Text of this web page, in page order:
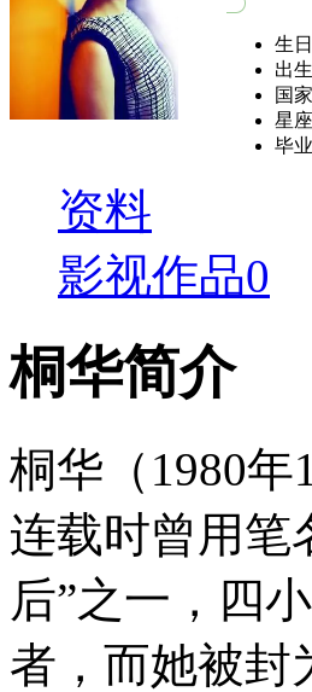
生日
出
国
星座
毕
资料
影视作品0
桐华简介
桐华（1980
连载时曾用笔
后”之一，四
者，而她被封